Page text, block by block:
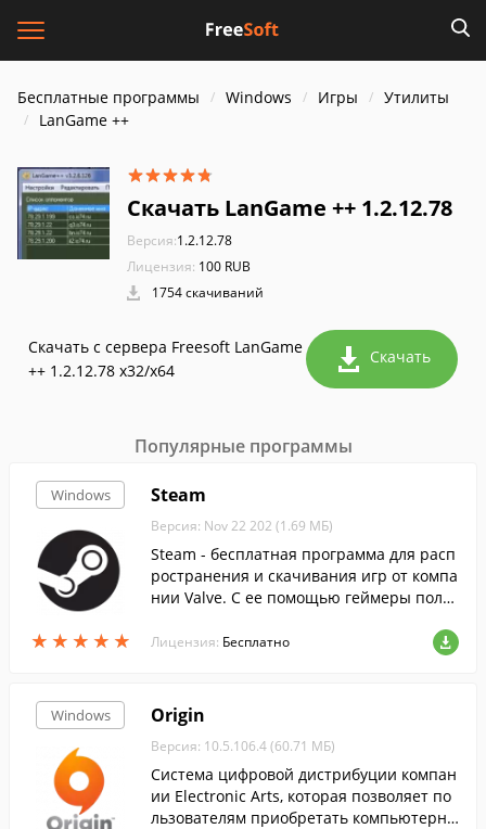
Бесплатные программы Windows Игры
Утилиты
LanGame ++
Скачать LanGame ++ 1.2.12.78
Версия:1.2.12.78
Лицензия: 100 RUB
1754 скачиваний
Скачать с сервера Freesoft LanGame
++ 1.2.12.78 x32/x64
Скачать
Популярные программы
Windows
★ ★ ★ ★ ★
★ ★ ★ ★ ★
Steam
Версия: Nov 22 202 (1.69 МБ)
Steam - бесплатная программа для расп
ространения и скачивания игр от компа
нии Valve. С ее помощью геймеры полу
Лицензия: Бесплатно
Windows Origin
Версия: 10.5.106.4 (60.71 МБ)
Система цифровой дистрибуции компан
ии Electronic Arts, которая позволяет по
льзователям приобретать компьютерны